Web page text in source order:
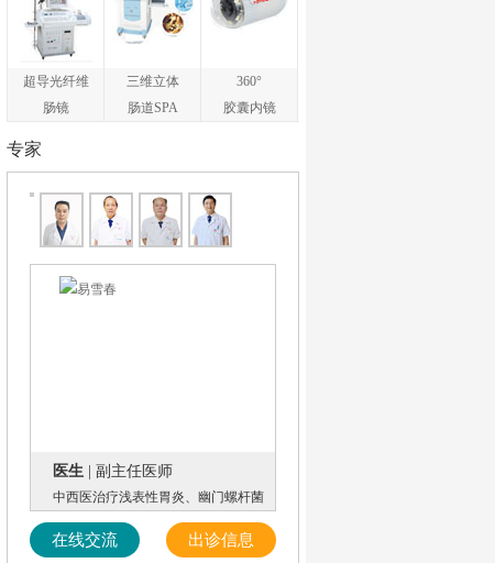
超导光纤维
肠镜
三维立体
肠道SPA
360°
胶囊内镜
专家
医生 | 副主任医师
中西医治疗浅表性胃炎、幽门螺杆菌
在线交流 出诊信息